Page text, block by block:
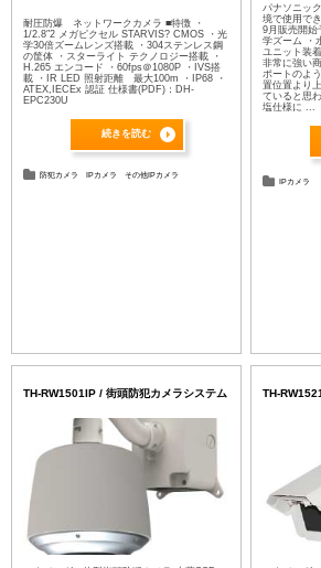
耐圧防爆 ネットワークカメラ ■特徴 ・
1/2.8″2 メガピクセル STARVIS? CMOS ・光
学30倍ズームレンズ搭載 ・304ステンレス鋼
の筐体 ・スターライト テクノロジー搭載 ・
H.265 エンコード ・60fps＠1080P ・IVS搭
載 ・IR LED 照射距離 最大100m ・IP68 ・
ATEX,IECEx 認証 仕様書(PDF)：DH-
EPC230U
続きを読む
防犯カメラ IPカメラ その他IPカメラ
パナソニッ
境で使用で
9月販売開始
学ズーム ・
ユニット装
非常に強い
ポートのよ
置位置より
ていると思
塩仕様に ...
IPカメラ
TH-RW1501IP / 街頭防犯カメラシステム TH-